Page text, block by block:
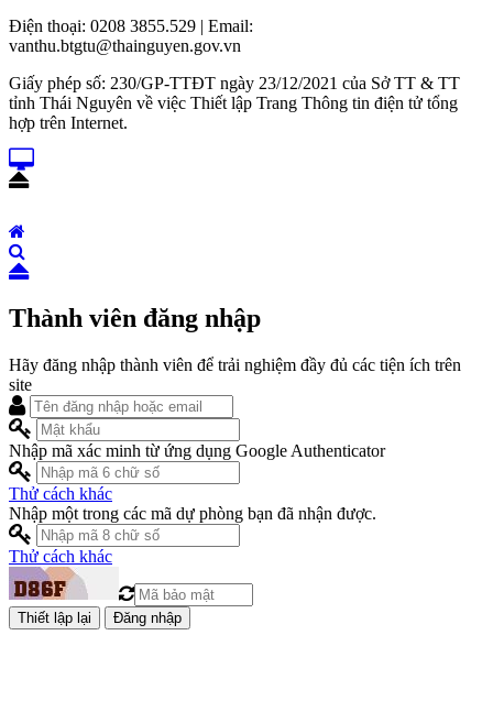
Điện thoại: 0208 3855.529 | Email:
vanthu.btgtu@thainguyen.gov.vn
Giấy phép số: 230/GP-TTĐT ngày 23/12/2021 của Sở TT & TT
tỉnh Thái Nguyên về việc Thiết lập Trang Thông tin điện tử tổng
hợp trên Internet.
Thành viên đăng nhập
Hãy đăng nhập thành viên để trải nghiệm đầy đủ các tiện ích trên
site
Nhập mã xác minh từ ứng dụng Google Authenticator
Thử cách khác
Nhập một trong các mã dự phòng bạn đã nhận được.
Thử cách khác
Đăng nhập